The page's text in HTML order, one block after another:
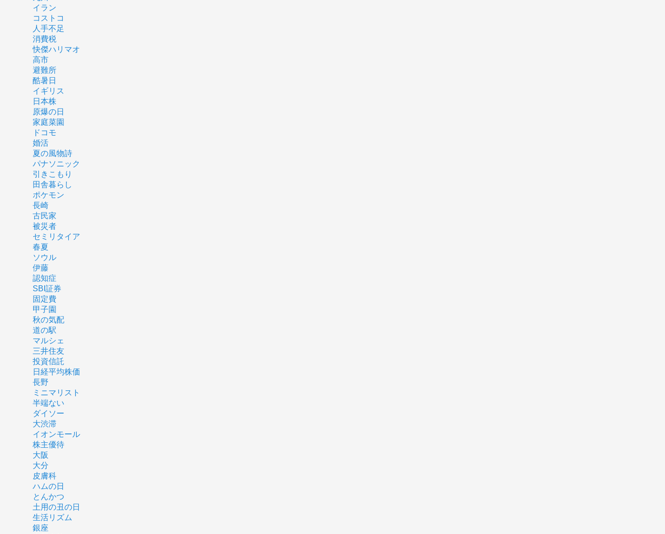
イラン
コストコ
人手不足
消費税
快傑ハリマオ
高市
避難所
酷暑日
イギリス
日本株
原爆の日
家庭菜園
ドコモ
婚活
夏の風物詩
パナソニック
引きこもり
田舎暮らし
ポケモン
長崎
古民家
被災者
セミリタイア
春夏
ソウル
伊藤
認知症
SBI証券
固定費
甲子園
秋の気配
道の駅
マルシェ
三井住友
投資信託
日経平均株価
長野
ミニマリスト
半端ない
ダイソー
大渋滞
イオンモール
株主優待
大阪
大分
皮膚科
ハムの日
とんかつ
土用の丑の日
生活リズム
銀座